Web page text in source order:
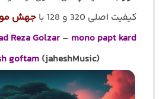
کیفیت اصلی 320 و 128 با
جهش
Reza Golzar– mono papt kard
goftam(jaheshMusic)